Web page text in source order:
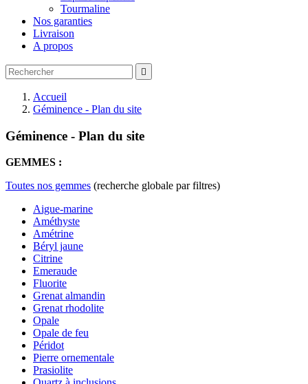
Tourmaline
Nos garanties
Livraison
A propos

Accueil
Géminence - Plan du site
Géminence - Plan du site
GEMMES :
Toutes nos gemmes (recherche globale par filtres)
Aigue-marine
Améthyste
Amétrine
Béryl jaune
Citrine
Emeraude
Fluorite
Grenat almandin
Grenat rhodolite
Opale
Opale de feu
Péridot
Pierre ornementale
Prasiolite